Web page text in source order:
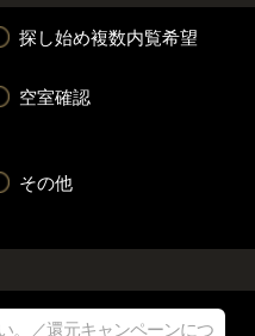
探し始め複数内覧希望
空室確認
その他